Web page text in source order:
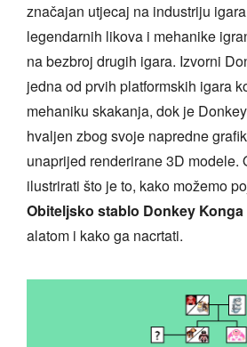
značajan utjecaj na industriju
legendarnih likova i mehanike
na bezbroj drugih igara. Izvorni
jedna od prvih platformskih igara
mehaniku skakanja, dok je
hvaljen zbog svoje napredne
unaprijed renderirane 3D modele.
ilustrirati što je to, kako možemo
Obiteljsko stablo Donkey Konga
alatom i kako ga nacrtati.